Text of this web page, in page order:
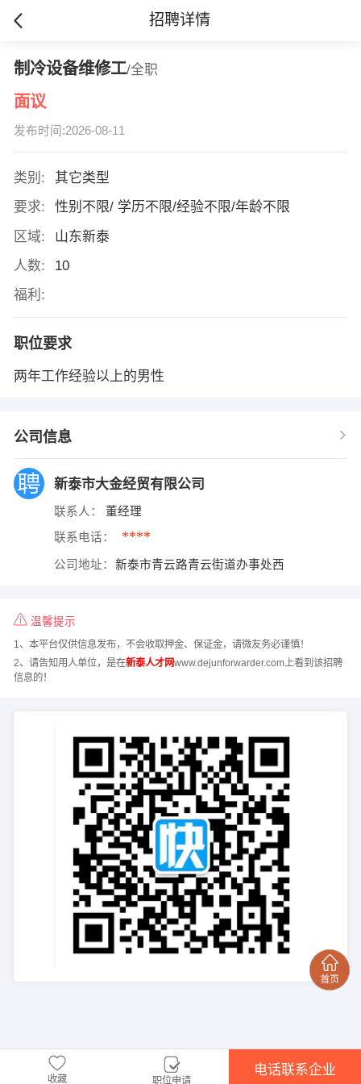
招聘详情
制冷设备维修工/全职
面议
发布时间:2026-08-11
类别:
其它类型
要求:
性别不限/ 学历不限/经验不限/年龄不限
区域:
山东新泰
人数:
10
福利:
职位要求
两年工作经验以上的男性
公司信息
新泰市大金经贸有限公司
联系人： 董经理
联系电话： ****
公司地址： 新泰市青云路青云街道办事处西
温馨提示
1、本平台仅供信息发布，不会收取押金、保证金，请微友务必谨慎！
2、请告知用人单位，是在新泰人才网www.dejunforwarder.com上看到该招聘
信息的！
收藏 职位申请
电话联系企业